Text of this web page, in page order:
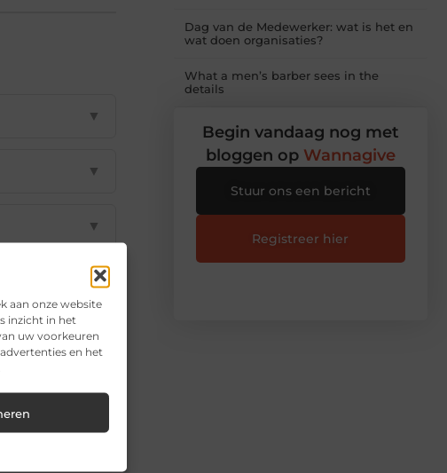
aan onze website
inzicht in het
uw voorkeuren
en het
▼
▼
▼
▼
▼
Email
Dag van de Medewerker: wat is het en
wat doen organisaties?
What a men’s barber sees in the
details
Begin vandaag nog met
bloggen op Wannagive
Stuur ons een bericht
Registreer hier